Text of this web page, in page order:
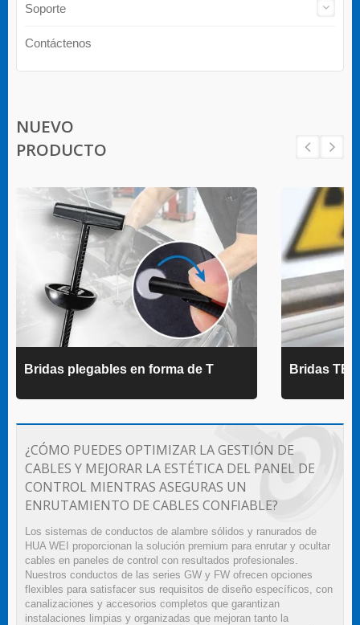
Soporte
Contáctenos
NUEVO
PRODUCTO
Bridas plegables en forma de T Bridas
¿CÓMO PUEDES OPTIMIZAR LA GESTIÓN DE
CABLES Y MEJORAR LA ESTÉTICA DEL PANEL DE
CONTROL MIENTRAS ASEGURAS UN
ENRUTAMIENTO DE CABLES CONFIABLE?
Los sistemas de conductos de alambre sólidos y ranurados de
HUA WEI proporcionan la solución premium para enrutar y ocultar
cables en paneles de control con resultados profesionales.
Nuestros conductos de las series GW y FW ofrecen opciones
flexibles para satisfacer sus requisitos de diseño específicos, con
canalizaciones y accesorios completos que garantizan
instalaciones limpias y organizadas que mejoran tanto la